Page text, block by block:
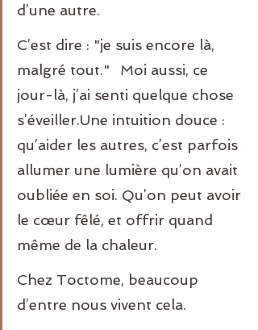
d’une autre.
C’est dire : "je suis encore là,
malgré tout."⠀Moi aussi, ce
jour-là, j’ai senti quelque chose
s’éveiller.Une intuition douce :
qu’aider les autres, c’est parfois
allumer une lumière qu’on avait
oubliée en soi. Qu’on peut avoir
le cœur fêlé, et offrir quand
même de la chaleur.⠀
Chez Toctome, beaucoup
d’entre nous vivent cela.